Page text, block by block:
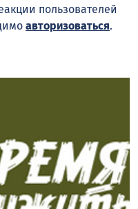
пользователей
авторизоваться.